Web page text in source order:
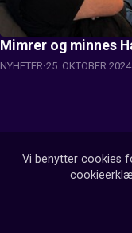
Mimrer og minnes
NYHETER 25. OKTOBER 2024
Vi benytter cookies